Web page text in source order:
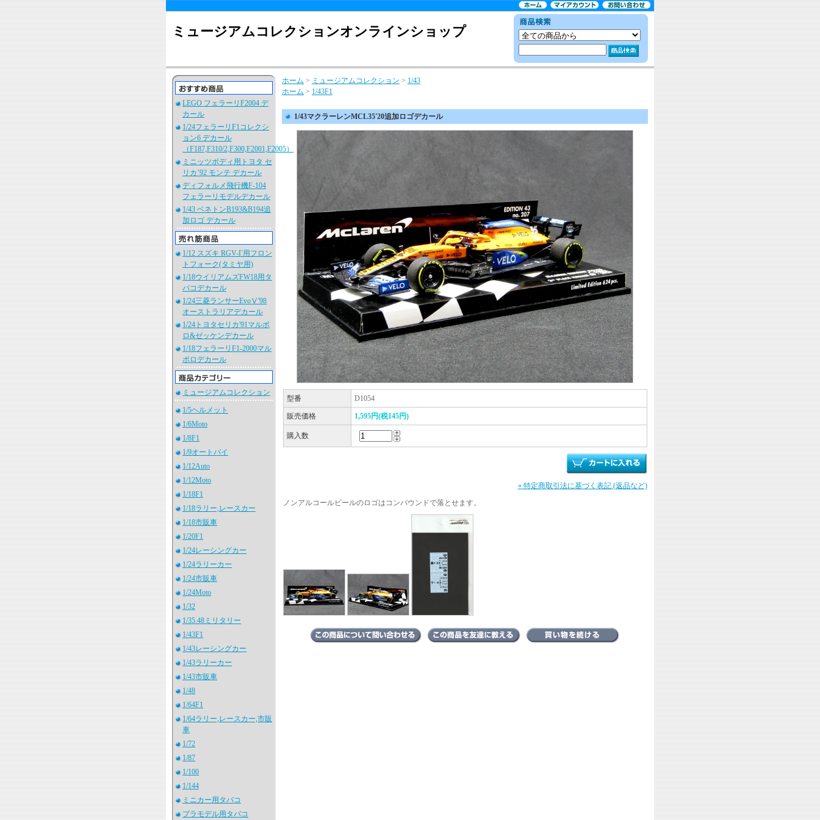
ミュージアムコレクションオンラインショップ
LEGO フェラーリF2004 デ
カール
1/24フェラーリF1コレクシ
ョン6 デカール
（F187,F310/2,F300,F2001,F2005）
ミニッツボディ用トヨタ セ
リカ’92 モンテ デカール
ディフォルメ飛行機F-104
フェラーリモデルデカール
1/43 ベネトンB193&B194追
加ロゴ デカール
1/12 スズキ RGV-Γ用フロン
トフォーク(タミヤ用)
1/18ウイリアムズFW18用タ
バコデカール
1/24三菱ランサーEvoⅤ'98
オーストラリアデカール
1/24トヨタセリカ'91マルボ
ロ&ゼッケンデカール
1/18フェラーリF1-2000マル
ボロデカール
ミュージアムコレクション
1/5ヘルメット
1/6Moto
1/8F1
1/9オートバイ
1/12Auto
1/12Moto
1/18F1
1/18ラリー,レースカー
1/18市販車
1/20F1
1/24レーシングカー
1/24ラリーカー
1/24市販車
1/24Moto
1/32
1/35.48ミリタリー
1/43F1
1/43レーシングカー
1/43ラリーカー
1/43市販車
1/48
1/64F1
1/64ラリー,レースカー,市販
車
1/72
1/87
1/100
1/144
ミニカー用タバコ
プラモデル用タバコ
ホーム > ミュージアムコレクション > 1/43
ホーム > 1/43F1
1/43マクラーレンMCL35'20追加ロゴデカール
型番 D1054
販売価格 1,595円(税145円)
購入数
» 特定商取引法に基づく表記 (返品など)
ノンアルコールビールのロゴはコンパウンドで落とせます。